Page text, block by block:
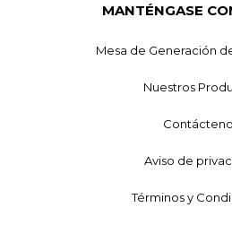
MANTÉNGASE
Mesa de Generación
Nuestros
Aviso de
Términos y